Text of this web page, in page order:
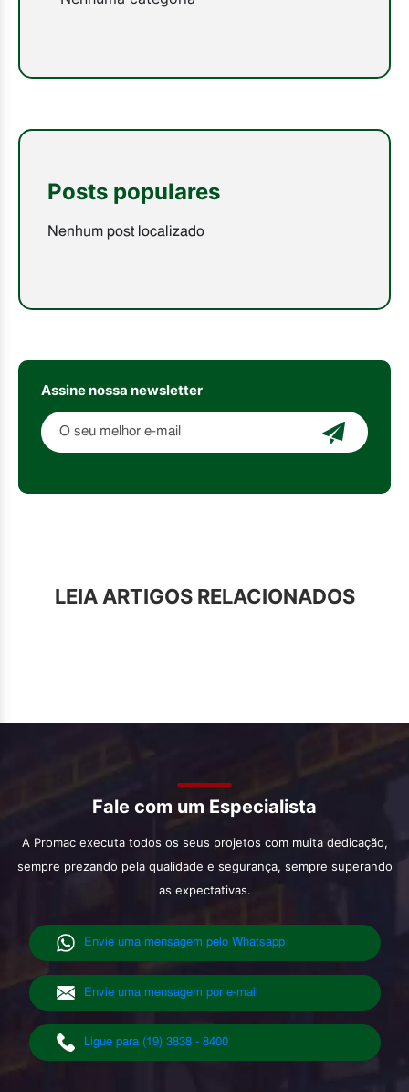
Posts populares
Nenhum post localizado
Assine nossa newsletter
LEIA ARTIGOS RELACIONADOS
Fale com um Especialista
A Promac executa todos os seus projetos com muita dedicação,
sempre prezando pela qualidade e segurança, sempre superando
as expectativas.
Envie uma mensagem pelo Whatsapp
Envie uma mensagem por e-mail
Ligue para (19) 3838 - 8400